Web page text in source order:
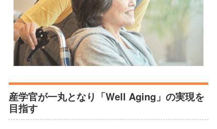
産学官が一丸となり「Well Aging」の実現を
目指す